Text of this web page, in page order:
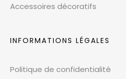
Accessoires décoratifs
INFORMATIONS LÉGALES
Politique de confidentialité